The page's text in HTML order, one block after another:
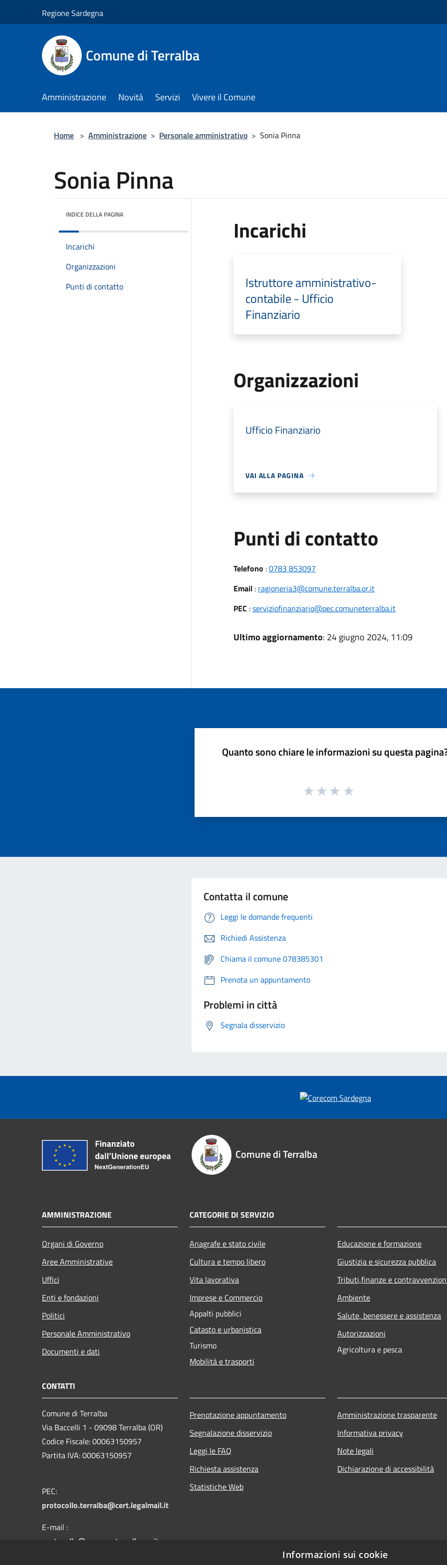
Regione Sardegna
Comune di Terralba
Amministrazione Novità Servizi Vivere il Comune
Home > Amministrazione > Personale amministrativo > Sonia Pinna
Sonia Pinna
INDICE DELLA PAGINA
Incarichi
Organizzazioni
Punti di contatto
Incarichi
Istruttore amministrativo-
contabile - Ufficio
Finanziario
Organizzazioni
Ufficio Finanziario
VAI ALLA PAGINA
Punti di contatto
Telefono :0783 853097
Email: ragioneria3@comune.terralba.or.it
PEC :serviziofinanziario@pec.comuneterralba.it
Ultimo aggiornamento: 24 giugno 2024, 11:09
Quanto sono chiare le informazioni su questa
Contatta il comune
Leggi le domande frequenti
Richiedi Assistenza
Chiama il comune 078385301
Prenota un appuntamento
Problemi in città
Segnala disservizio
Comune di Terralba
AMMINISTRAZIONE
Organi di Governo
Aree Amministrative
Uffici
Enti e fondazioni
Politici
Personale Amministrativo
Documenti e dati
CATEGORIE DI SERVIZIO
Anagrafe e stato civile
Cultura e tempo libero
Vita lavorativa
Imprese e Commercio
Appalti pubblici
Catasto e urbanistica
Turismo
Mobilità e trasporti
Educazione e formazione
Giustizia e sicurezza pubblica
Tributi,finanze e
Ambiente
Salute, benessere e assistenza
Autorizzazioni
Agricoltura e pesca
CONTATTI
Comune di Terralba
Via Baccelli 1 - 09098 Terralba (OR)
Codice Fiscale: 00063150957
Partita IVA: 00063150957
PEC:
protocollo.terralba@cert.legalmail.it
E-mail :
protocollo@comune.terralba.or.it
Prenotazione appuntamento
Segnalazione disservizio
Leggi le FAQ
Richiesta assistenza
Statistiche Web
Amministrazione trasparente
Informativa privacy
Note legali
Dichiarazione di accessibilità
Informazioni sui cookie